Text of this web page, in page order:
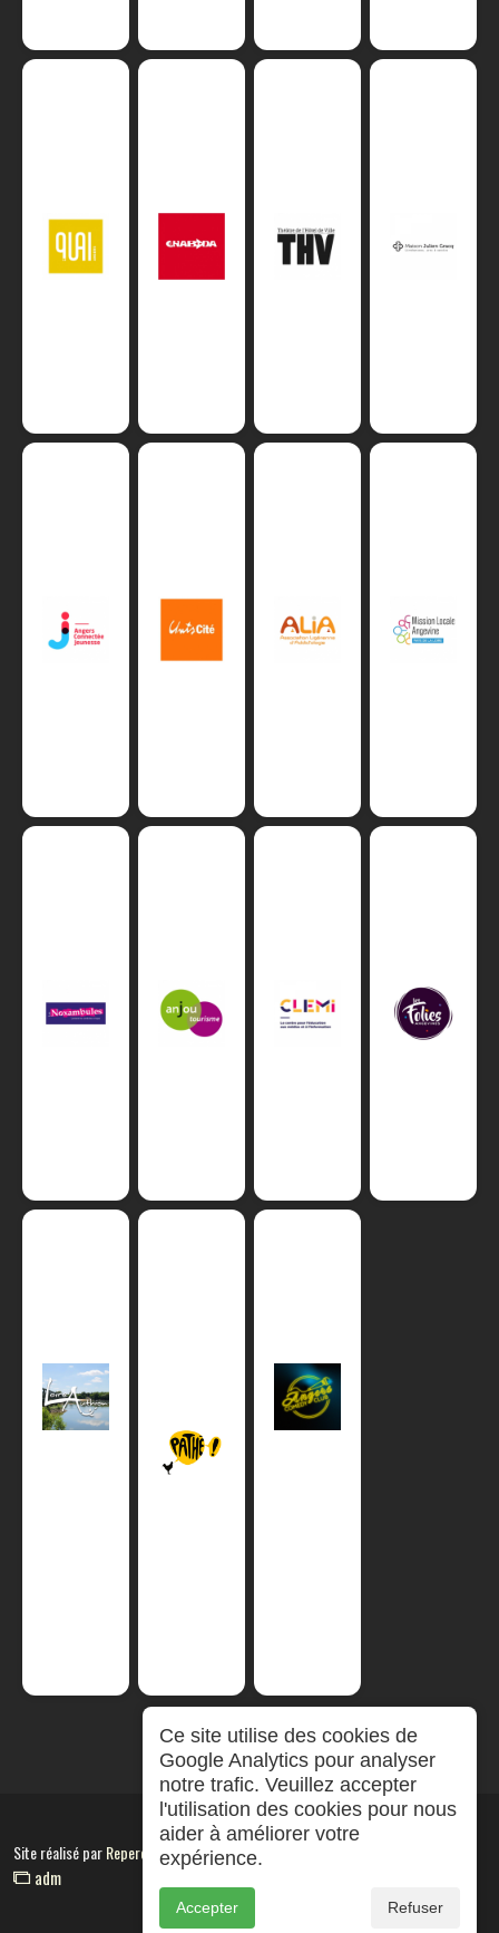
Site réalisé parRepereCom
adm
Ce site utilise des cookies de
Google Analytics pour analyser
notre trafic. Veuillez accepter
l'utilisation des cookies pour nous
aider à améliorer votre
expérience.
Accepter Refuser